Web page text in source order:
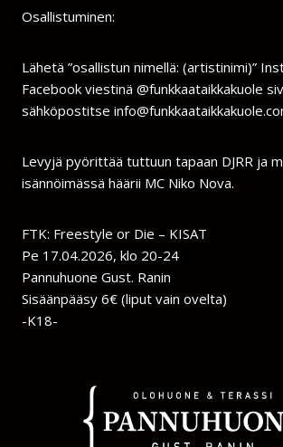
Osallistuminen:
Lähetä ”osallistun nimellä: (artistinimi)”
Facebook viestinä @funkkaataikkakuole
sähköpostitse
Levyjä pyörittää tuttuun tapaan DJRR ja
isännöimässä häärii MC Niko Nova.
FTK: Freestyle or Die – KISAT
Pe 17.04.2026, klo 20-24
Pannuhuone Gust. Ranin
Sisäänpääsy 6€ (liput vain ovelta)
-K18-